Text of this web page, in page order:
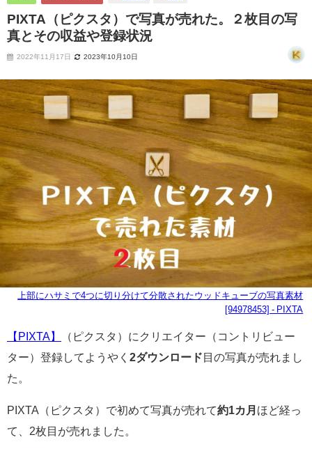
PIXTA（ピクスタ）で写真が売れた。２枚目の写
真とその収益や登録状況
2022年11月17日 2023年10月10日
上部にハサミで4つに切り分けて分散されたウッドキューブの写真素材
[94978453] - PIXTA
【PIXTA】
（ピクスタ）にクリエイター（コントリビュー
ター）登録してようやく 2ダウンロード 目の写真が売れまし
た。
PIXTA（ピクスタ）で初めて写真が売れて約1カ月 ほど経っ
て、2枚目が売れました。